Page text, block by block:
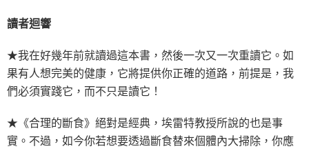
讀者迴響
★我在好幾年前就讀過這本書，然後一次又一次重讀它。如
果有人想完美的健康，它將提供你正確的道路，前提是，我
們必須實踐它，而不只是讀它！
★《合理的斷食》絕對是經典，埃雷特教授所說的也是事
實。不過，如今你若想要透過斷食替來個體內大掃除，你應